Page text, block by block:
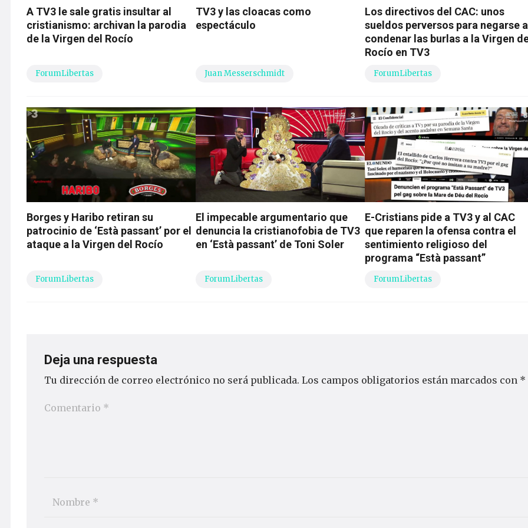
A TV3 le sale gratis insultar al
cristianismo: archivan la parodia
de la Virgen del Rocío
ForumLibertas
TV3 y las cloacas como
espectáculo
Juan Messerschmidt
Los directivos del CAC: unos
sueldos perversos para negarse a
condenar las burlas a la Virgen
Rocío en TV3
ForumLibertas
Borges y Haribo retiran su
patrocinio de ‘Està passant’ por el
ataque a la Virgen del Rocío
ForumLibertas
El impecable argumentario que
denuncia la cristianofobia de TV3
en ‘Està passant’ de Toni Soler
ForumLibertas
E-Cristians pide a TV3 y al CAC
que reparen la ofensa contra el
sentimiento religioso del
programa “Està passant”
ForumLibertas
Deja una respuesta
Tu dirección de correo electrónico no será publicada. Los campos obligatorios están marcados con *